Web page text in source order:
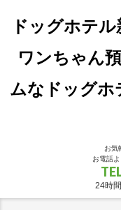
ドッグホテ
ワンちゃん
ムなドッグホ
お気
お電話
24時